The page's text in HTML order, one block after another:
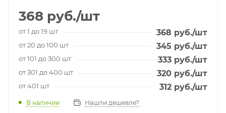
368 руб./шт
от 1 до 19 шт 368 руб./шт
от 20 до 100 шт 345 руб./шт
от 101 до 300 шт 333 руб./шт
от 301 до 400 шт 320 руб./шт
от 401 шт 312 руб./шт
В наличии Нашли дешевле?